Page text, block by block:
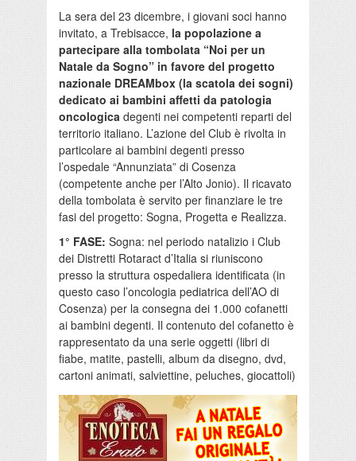
La sera del 23 dicembre, i giovani soci hanno
invitato, a Trebisacce, la popolazione a
partecipare alla tombolata “Noi per un
Natale da Sogno” in favore del progetto
nazionale DREAMbox (la scatola dei sogni)
dedicato ai bambini affetti da patologia
oncologica degenti nei competenti reparti del
territorio italiano. L’azione del Club è rivolta in
particolare ai bambini degenti presso
l’ospedale “Annunziata” di Cosenza
(competente anche per l’Alto Jonio). Il ricavato
della tombolata è servito per finanziare le tre
fasi del progetto: Sogna, Progetta e Realizza.
1° FASE: Sogna: nel periodo natalizio i Club
dei Distretti Rotaract d’Italia si riuniscono
presso la struttura ospedaliera identificata (in
questo caso l’oncologia pediatrica dell’AO di
Cosenza) per la consegna dei 1.000 cofanetti
ai bambini degenti. Il contenuto del cofanetto è
rappresentato da una serie oggetti (libri di
fiabe, matite, pastelli, album da disegno, dvd,
cartoni animati, salviettine, peluches, giocattoli)